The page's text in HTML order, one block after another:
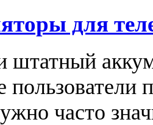
для
штатный
пользователи
часто